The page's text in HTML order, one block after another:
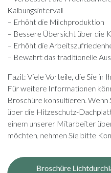
Kalbungsintervall
– Erhöht die Milchproduktion
– Bessere Übersicht über die
– Erhöht die
– Bewahrt das traditionelle
Fazit: Viele Vorteile, die Sie in
Für weitere Informationen
Broschüre konsultieren.
über die Hitzeschutz-
einem unserer Mitarbeiter
möchten, nehmen Sie bitte
Broschüre